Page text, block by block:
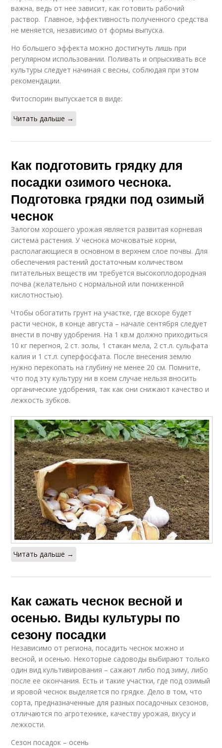
важна, ведь от нее зависит, как готовить рабочий
раствор. Главное, эффективность полученного средства
не меняется, независимо от формы выпуска.
Но большего эффекта можно достигнуть лишь при
регулярном использовании. Поливать и опрыскивать все
культуры следует начиная с весны, соблюдая при этом
рекомендации.
Фитоспорин выпускается в виде:
Читать дальше →
Как подготовить грядку для
посадки озимого чеснока.
Подготовка грядки под озимый
чеснок
Залогом хорошего урожая является развитая корневая
система растения. У чеснока мочковатые корни,
располагающиеся в основном в верхнем слое почвы. Для
обеспечения растений достаточным количеством
питательных веществ им требуется высокоплодородная
почва (желательно с нормальной или пониженной
кислотностью).
Чтобы обогатить грунт на участке, где вскоре будет
расти чеснок, в конце августа – начале сентября следует
внести в почву удобрения. На 1 кв.м должно приходиться
10 кг перегноя, 2 ст. золы, 1 стакан мела, 2 ст.л. сульфата
калия и 1 ст.л. суперфосфата. После внесения землю
нужно перекопать на глубину не менее 20 см. Помните,
что под эту культуру ни в коем случае нельзя вносить
органические удобрения, так как они снижают качество и
лежкость зубков.
Читать дальше →
Как сажать чеснок весной и
осенью. Виды культуры по
сезону посадки
Независимо от региона, посадить чеснок можно и
весной, и осенью. Некоторые садоводы выбирают только
один вид культивирования – сажают либо под зиму, либо
после ее окончания. Есть и такие участки, где под озимый
и яровой чеснок выделяется по грядке. Дело в том, что
сорта, предназначенные для разных посадочных сезонов,
отличаются по агротехнике, качеству урожая, вкусу и
лежкости.
Сезон посадок – осень